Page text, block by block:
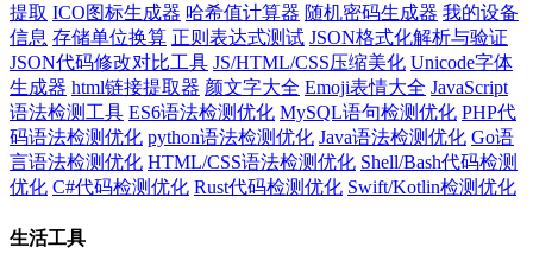
提取 ICO图标生成器 哈希值计算器 随机密码生成器 我的设备
信息 存储单位换算 正则表达式测试 JSON格式化解析与验证
JSON代码修改对比工具 JS/HTML/CSS压缩美化 Unicode字体
生成器 html链接提取器 颜文字大全 Emoji表情大全 JavaScript
语法检测工具 ES6语法检测优化 MySQL语句检测优化 PHP代
码语法检测优化 python语法检测优化 Java语法检测优化 Go语
言语法检测优化 HTML/CSS语法检测优化 Shell/Bash代码检测
优化 C#代码检测优化 Rust代码检测优化 Swift/Kotlin检测优化
生活工具